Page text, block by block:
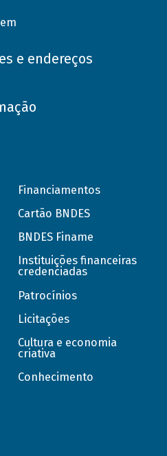
e endereços
Financiamentos
Cartão BNDES
BNDES Finame
Instituições financeiras
credenciadas
Patrocínios
Licitações
Cultura e economia
criativa
Conhecimento